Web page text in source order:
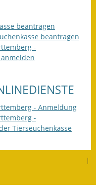
2015
beantragen
beantragen
-
- Anmeldung
-
Tierseuchenkasse
|